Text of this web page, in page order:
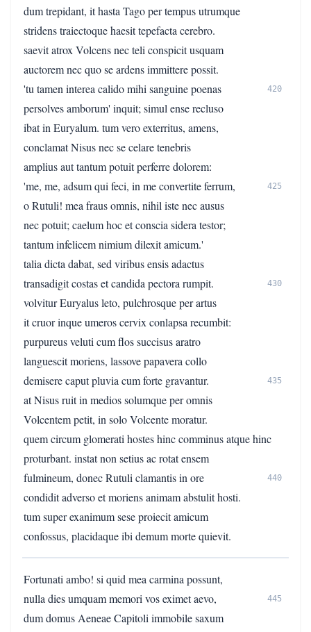
dum trepidant, it hasta Tago per tempus utrumque
stridens traiectoque haesit tepefacta cerebro.
saevit atrox Volcens nec teli conspicit usquam
auctorem nec quo se ardens immittere possit.
'tu tamen interea calido mihi sanguine poenas
420
persolves amborum' inquit; simul ense recluso
ibat in Euryalum. tum vero exterritus, amens,
conclamat Nisus nec se celare tenebris
amplius aut tantum potuit perferre dolorem:
'me, me, adsum qui feci, in me convertite ferrum,
425
o Rutuli! mea fraus omnis, nihil iste nec ausus
nec potuit; caelum hoc et conscia sidera testor;
tantum infelicem nimium dilexit amicum.'
talia dicta dabat, sed viribus ensis adactus
transadigit costas et candida pectora rumpit.
430
volvitur Euryalus leto, pulchrosque per artus
it cruor inque umeros cervix conlapsa recumbit:
purpureus veluti cum flos succisus aratro
languescit moriens, lassove papavera collo
demisere caput pluvia cum forte gravantur.
435
at Nisus ruit in medios solumque per omnis
Volcentem petit, in solo Volcente moratur.
quem circum glomerati hostes hinc comminus atque hinc
proturbant. instat non setius ac rotat ensem
fulmineum, donec Rutuli clamantis in ore
440
condidit adverso et moriens animam abstulit hosti.
tum super exanimum sese proiecit amicum
confossus, placidaque ibi demum morte quievit.
Fortunati ambo! si quid mea carmina possunt,
nulla dies umquam memori vos eximet aevo,
445
dum domus Aeneae Capitoli immobile saxum